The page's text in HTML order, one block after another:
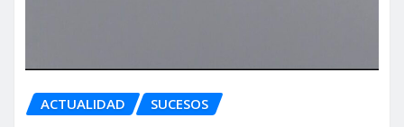
ACTUALIDAD SUCESOS